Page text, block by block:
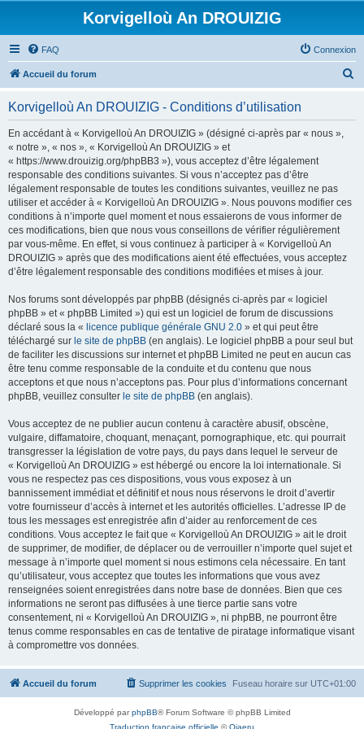
Korvigelloù An DROUIZIG
FAQ Connexion
Accueil du forum
Korvigelloù An DROUIZIG - Conditions d’utilisation
En accédant à « Korvigelloù An DROUIZIG » (désigné ci-après par « nous »,
« notre », « nos », « Korvigelloù An DROUIZIG » et
« https://www.drouizig.org/phpBB3 »), vous acceptez d’être légalement
responsable des conditions suivantes. Si vous n’acceptez pas d’être
légalement responsable de toutes les conditions suivantes, veuillez ne pas
utiliser et accéder à « Korvigelloù An DROUIZIG ». Nous pouvons modifier ces
conditions à n’importe quel moment et nous essaierons de vous informer de
ces modifications, bien que nous vous conseillons de vérifier régulièrement
par vous-même. En effet, si vous continuez à participer à « Korvigelloù An
DROUIZIG » après que des modifications aient été effectuées, vous acceptez
d’être légalement responsable des conditions modifiées et mises à jour.
Nos forums sont développés par phpBB (désignés ci-après par « logiciel
phpBB » et « phpBB Limited ») qui est un logiciel de forum de discussions
déclaré sous la « licence publique générale GNU 2.0 » et qui peut être
téléchargé sur le site de phpBB (en anglais). Le logiciel phpBB a pour seul but
de faciliter les discussions sur internet et phpBB Limited ne peut en aucun cas
être tenu comme responsable de la conduite et du contenu que nous
acceptons et que nous n’acceptons pas. Pour plus d’informations concernant
phpBB, veuillez consulter le site de phpBB (en anglais).
Vous acceptez de ne publier aucun contenu à caractère abusif, obscène,
vulgaire, diffamatoire, choquant, menaçant, pornographique, etc. qui pourrait
transgresser la législation de votre pays, du pays dans lequel le serveur de
« Korvigelloù An DROUIZIG » est hébergé ou encore la loi internationale. Si
vous ne respectez pas ces dispositions, vous vous exposez à un
bannissement immédiat et définitif et nous nous réservons le droit d’avertir
votre fournisseur d’accès à internet et les autorités officielles. L’adresse IP de
tous les messages est enregistrée afin d’aider au renforcement de ces
conditions. Vous acceptez le fait que « Korvigelloù An DROUIZIG » ait le droit
de supprimer, de modifier, de déplacer ou de verrouiller n’importe quel sujet et
message à n’importe quel moment si nous estimons cela nécessaire. En tant
qu’utilisateur, vous acceptez que toutes les informations que vous avez
renseignées soient enregistrées dans notre base de données. Bien que ces
informations ne seront pas diffusées à une tierce partie sans votre
consentement, ni « Korvigelloù An DROUIZIG », ni phpBB, ne pourront être
tenus comme responsables en cas de tentative de piratage informatique visant
à compromettre vos données.
Accueil du forum Fuseau horaire sur UTC+01:00
Supprimer les cookies
Développé parphpBB® Forum Software © phpBB Limited
Traduction française officielle ©Qiaeru